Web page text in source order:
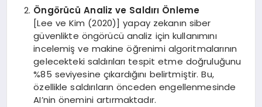
Öngörücü Analiz ve Saldırı Önleme
[Lee ve Kim (2020)] yapay zekanın siber
güvenlikte öngörücü analiz için kullanımını
incelemiş ve makine öğrenimi algoritmalarının
gelecekteki saldırıları tespit etme doğruluğunu
%85 seviyesine çıkardığını belirtmiştir. Bu,
özellikle saldırıların önceden engellenmesinde
AI’nin önemini artırmaktadır.